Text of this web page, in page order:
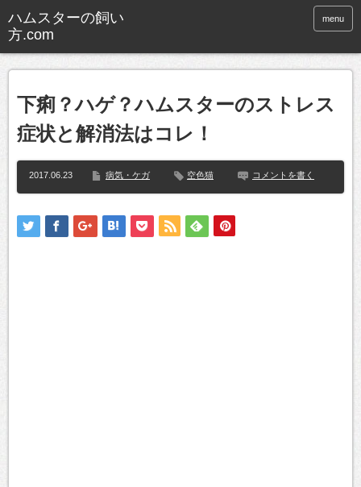
ハムスターの飼い
方.com
menu
下痢？ハゲ？ハムスターのストレス
症状と解消法はコレ！
2017.06.23 病気・ケガ 空色猫 コメントを書く